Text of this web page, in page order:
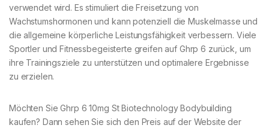
verwendet wird. Es stimuliert die Freisetzung von
Wachstumshormonen und kann potenziell die Muskelmasse und
die allgemeine körperliche Leistungsfähigkeit verbessern. Viele
Sportler und Fitnessbegeisterte greifen auf Ghrp 6 zurück, um
ihre Trainingsziele zu unterstützen und optimalere Ergebnisse
zu erzielen.
Möchten Sie Ghrp 6 10mg St Biotechnology Bodybuilding
kaufen? Dann sehen Sie sich den Preis auf der Website der